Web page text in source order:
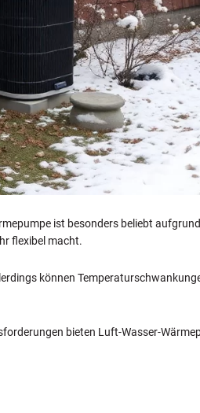
ist besonders beliebt
flexibel macht.
können
bieten Luft-Wasser-